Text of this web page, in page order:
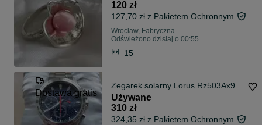
120 zł
127,70 zł z Pakietem Ochronnym
Wrocław, Fabryczna
Odświeżono dzisiaj o 00:55
15
Dostawa gratis
Zegarek solarny Lorus Rz503Ax9 .
Używane
310 zł
324,35 zł z Pakietem Ochronnym